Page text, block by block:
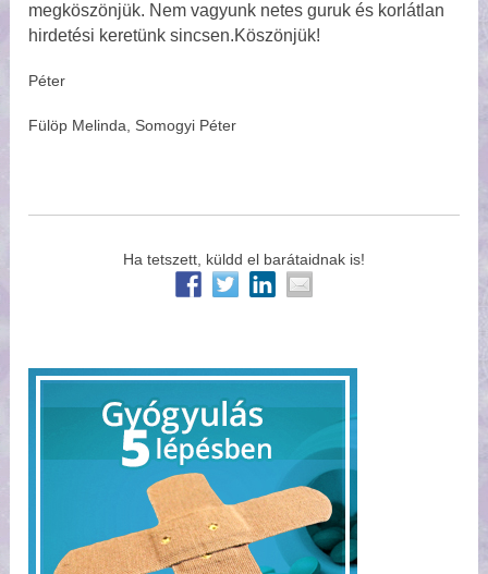
megköszönjük. Nem vagyunk netes guruk és korlátlan
hirdetési keretünk sincsen.Köszönjük!
Péter
Fülöp Melinda, Somogyi Péter
Ha tetszett, küldd el barátaidnak is!